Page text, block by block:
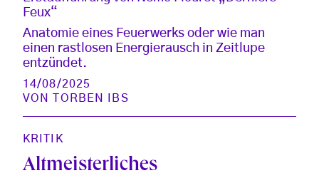
Feux“
Anatomie eines Feuerwerks oder wie man
einen rastlosen Energierausch in Zeitlupe
entzündet.
14/08/2025
VON
TORBEN IBS
KRITIK
Altmeisterliches